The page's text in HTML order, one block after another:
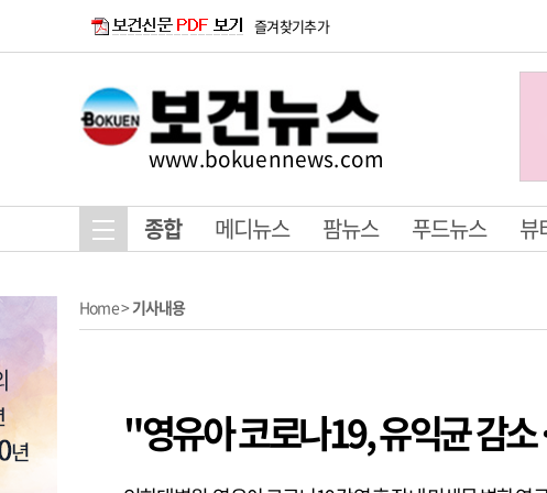
즐겨찾기추가
www.bokuennews.com
종합 메디뉴스 팜뉴스 푸드뉴스 뷰
Home>기사내용
"영유아 코로나19, 유익균 감